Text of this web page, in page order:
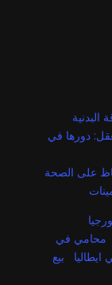
دورها في
على الصحة
محامي في
بيع